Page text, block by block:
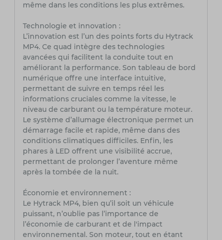
même dans les conditions les plus extrêmes.
Technologie et innovation :
L’innovation est l’un des points forts du Hytrack
MP4. Ce quad intègre des technologies
avancées qui facilitent la conduite tout en
améliorant la performance. Son tableau de bord
numérique offre une interface intuitive,
permettant de suivre en temps réel les
informations cruciales comme la vitesse, le
niveau de carburant ou la température moteur.
Le système d’allumage électronique permet un
démarrage facile et rapide, même dans des
conditions climatiques difficiles. Enfin, les
phares à LED offrent une visibilité accrue,
permettant de prolonger l’aventure même
après la tombée de la nuit.
Économie et environnement :
Le Hytrack MP4, bien qu’il soit un véhicule
puissant, n’oublie pas l’importance de
l’économie de carburant et de l'impact
environnemental. Son moteur, tout en étant